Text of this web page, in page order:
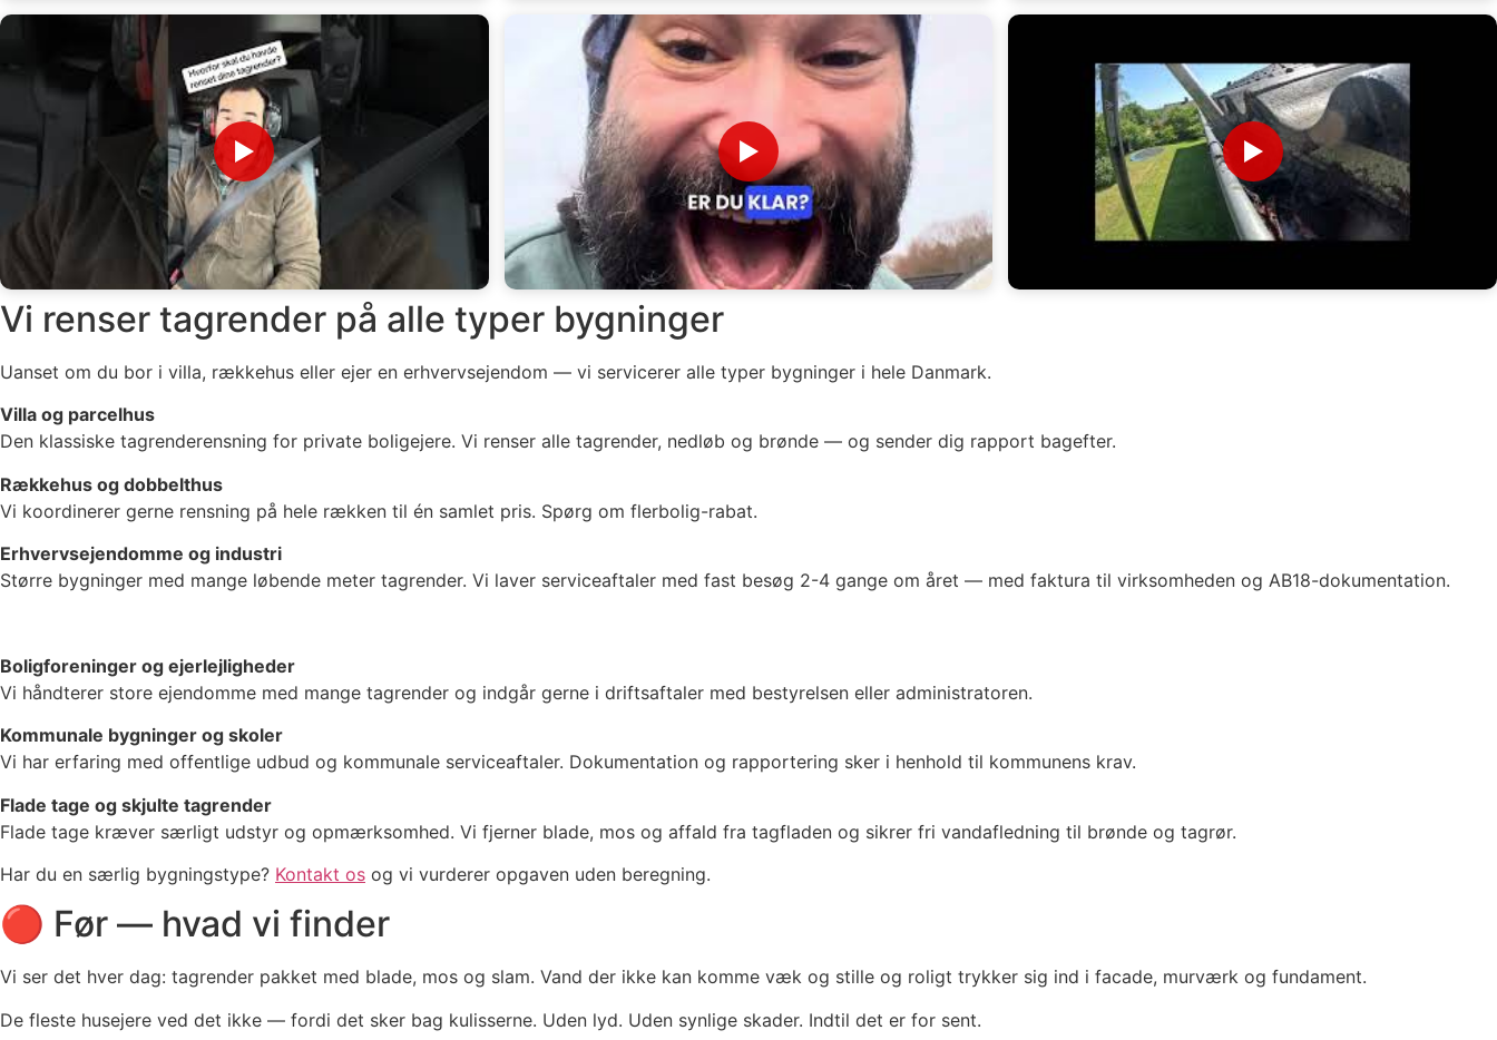
▶ ▶ ▶
Vi renser tagrender på alle typer bygninger
Uanset om du bor i villa, rækkehus eller ejer en erhvervsejendom — vi servicerer alle typer bygninger i hele Danmark.
Villa og parcelhus
Den klassiske tagrenderensning for private boligejere. Vi renser alle tagrender, nedløb og brønde — og sender dig rapport bagefter.
Rækkehus og dobbelthus
Vi koordinerer gerne rensning på hele rækken til én samlet pris. Spørg om flerbolig-rabat.
Erhvervsejendomme og industri
Større bygninger med mange løbende meter tagrender. Vi laver serviceaftaler med fast besøg 2-4 gange om året — med faktura til virksomheden og AB18-dokumentation.
Boligforeninger og ejerlejligheder
Vi håndterer store ejendomme med mange tagrender og indgår gerne i driftsaftaler med bestyrelsen eller administratoren.
Kommunale bygninger og skoler
Vi har erfaring med offentlige udbud og kommunale serviceaftaler. Dokumentation og rapportering sker i henhold til kommunens krav.
Flade tage og skjulte tagrender
Flade tage kræver særligt udstyr og opmærksomhed. Vi fjerner blade, mos og affald fra tagfladen og sikrer fri vandafledning til brønde og tagrør.
Har du en særlig bygningstype? Kontakt os og vi vurderer opgaven uden beregning.
🔴 Før — hvad vi finder
Vi ser det hver dag: tagrender pakket med blade, mos og slam. Vand der ikke kan komme væk og stille og roligt trykker sig ind i facade, murværk og fundament.
De fleste husejere ved det ikke — fordi det sker bag kulisserne. Uden lyd. Uden synlige skader. Indtil det er for sent.